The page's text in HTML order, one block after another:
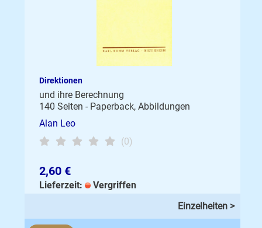
Direktionen
und ihre Berechnung
140 Seiten - Paperback, Abbildungen
Alan Leo
(0)
2,60 €
Lieferzeit:
Vergriffen
Einzelheiten >